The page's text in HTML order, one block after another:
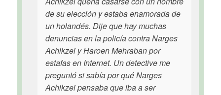
de su elección y estaba enamorada de
un holandés. Dije que hay muchas
denuncias en la policía contra Narges
Achikzei y Haroen Mehraban por
estafas en Internet. Un detective me
preguntó si sabía por qué Narges
Achikzei pensaba que iba a ser